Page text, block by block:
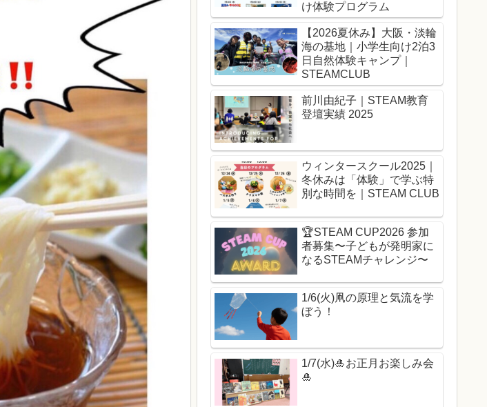
け体験プログラム
【2026夏休み】大阪・淡輪
海の基地｜小学生向け2泊3
日自然体験キャンプ｜
STEAMCLUB
前川由紀子｜STEAM教育
登壇実績 2025
ウィンタースクール2025｜
冬休みは「体験」で学ぶ特
別な時間を｜STEAM CLUB
🏆️STEAM CUP2026 参加
者募集〜子どもが発明家に
なるSTEAMチャレンジ〜
1/6(火)凧の原理と気流を学
ぼう！
1/7(水)🎍お正月お楽しみ会
🎍